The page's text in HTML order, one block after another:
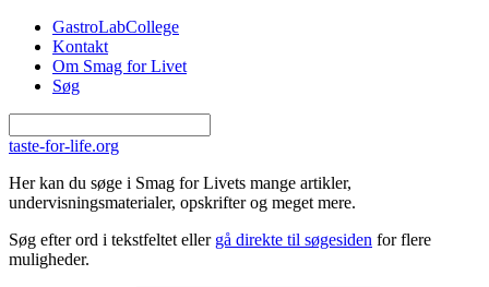
Gå til hovedindhold
GastroLabCollege
Kontakt
Om Smag for Livet
Søg
taste-for-life.org
Her kan du søge i Smag for Livets mange artikler,
undervisningsmaterialer, opskrifter og meget mere.
Søg efter ord i tekstfeltet eller gå direkte til søgesiden for flere
muligheder.